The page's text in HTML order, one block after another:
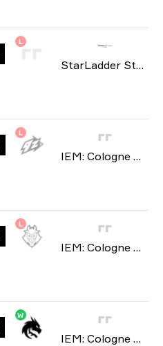
L
StarLadder StarSeries: European Qualifier Fall 2026
L
IEM: Cologne Major 2026
L
IEM: Cologne Major 2026
W
IEM: Cologne Major 2026